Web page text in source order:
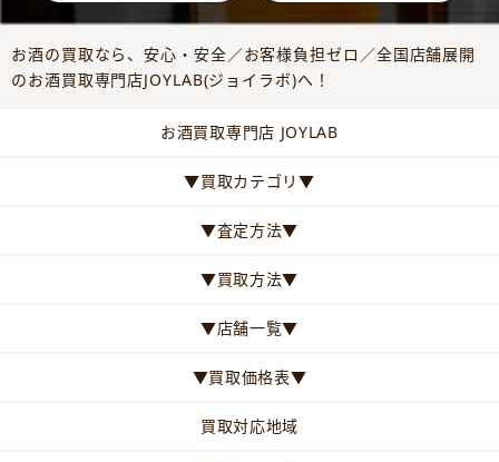
お酒の買取なら、安心・安全／お客様負担ゼロ／全国店舗展開
のお酒買取専門店JOYLAB(ジョイラボ)へ！
お酒買取専門店 JOYLAB
▼買取カテゴリ▼
▼査定方法▼
▼買取方法▼
▼店舗一覧▼
▼買取価格表▼
買取対応地域